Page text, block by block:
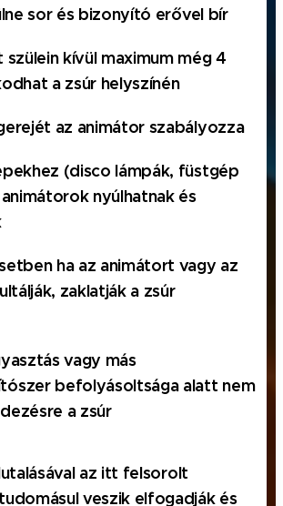
személyes adat": azonosított vagy
vonatkozó bármely
azonosítható az a
módon, különösen valamely
sor és bizonyító erővel bír
szülein kívül maximum még 4
a zsúr helyszínén
az animátor szabályozza
(disco lámpák, füstgép
nyúlhatnak és
ha az animátort vagy az
zaklatják a zsúr
vagy más
befolyásoltsága alatt nem
a zsúr
az itt felsorolt
veszik elfogadják és